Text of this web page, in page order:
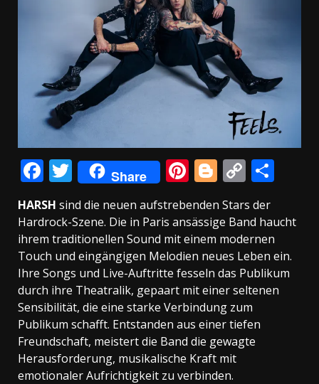
Facebook
Twitter
Share Pinterest
Blogger
Copy
Link
HARSH sind die neuen aufstrebenden Stars der
Hardrock-Szene. Die in Paris ansässige Band haucht
ihrem traditionellen Sound mit einem modernen
Touch und eingängigen Melodien neues Leben ein.
Ihre Songs und Live-Auftritte fesseln das Publikum
durch ihre Theatralik, gepaart mit einer seltenen
Sensibilität, die eine starke Verbindung zum
Publikum schafft. Entstanden aus einer tiefen
Freundschaft, meistert die Band die gewagte
Herausforderung, musikalische Kraft mit
emotionaler Aufrichtigkeit zu verbinden.